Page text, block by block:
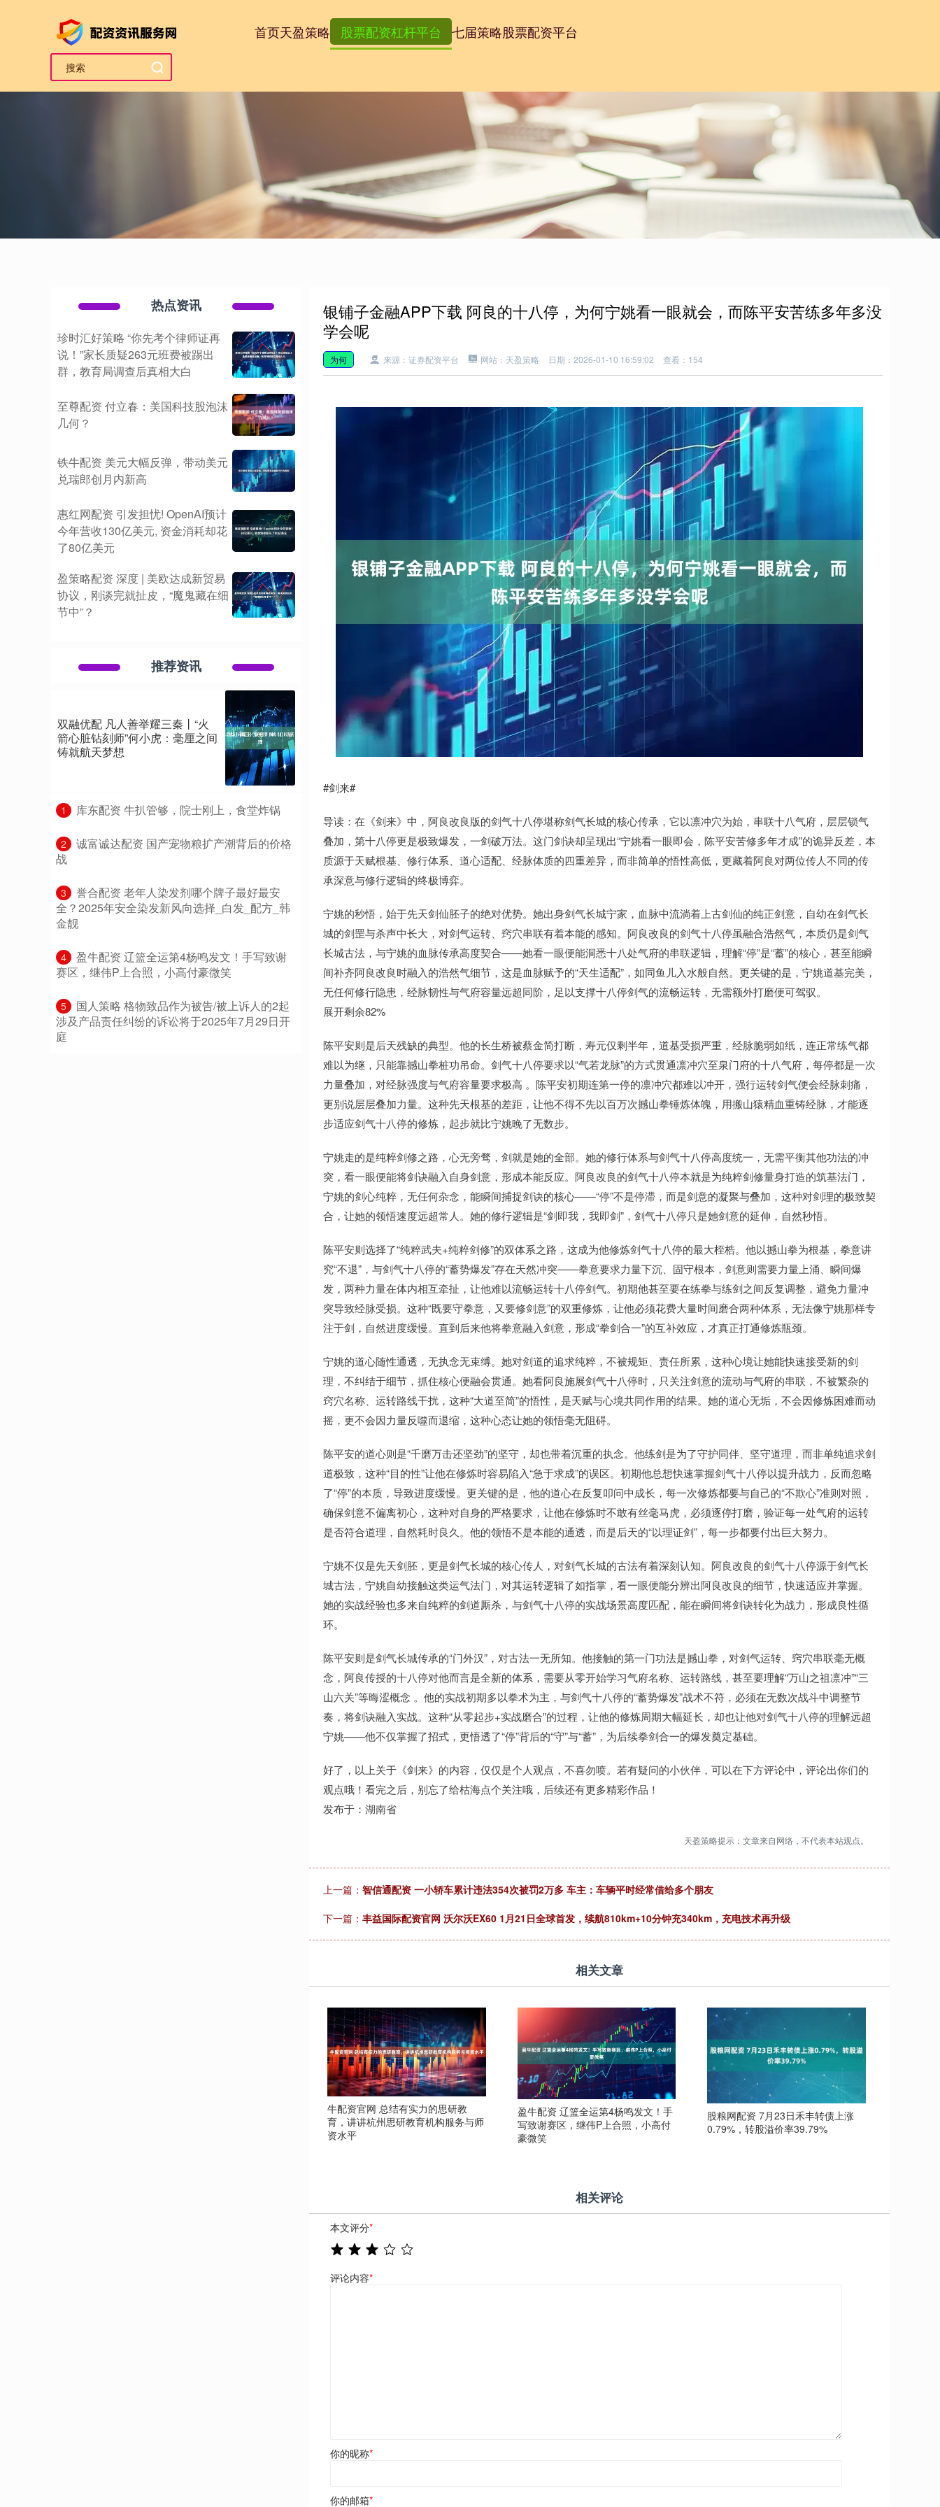
首页天盈策略 股票配资杠杆平台 七届策略股票配资平台
银铺子金融APP下载 阿良的十八停，为何宁姚看一眼就会，而陈平安苦练多年多没
学会呢
为何 来源：证券配资平台 网站：天盈策略 日期：2026-01-10 16:59:02 查看：154
#剑来#
导读：在《剑来》中，阿良改良版的剑气十八停堪称剑气长城的核心传承，它以凛冲穴为始，串联十八气府，层层锁气
叠加，第十八停更是极致爆发，一剑破万法。这门剑诀却呈现出“宁姚看一眼即会，陈平安苦修多年才成”的诡异反差，本
质源于天赋根基、修行体系、道心适配、经脉体质的四重差异，而非简单的悟性高低，更藏着阿良对两位传人不同的传
承深意与修行逻辑的终极博弈。
宁姚的秒悟，始于先天剑仙胚子的绝对优势。她出身剑气长城宁家，血脉中流淌着上古剑仙的纯正剑意，自幼在剑气长
城的剑罡与杀声中长大，对剑气运转、窍穴串联有着本能的感知。阿良改良的剑气十八停虽融合浩然气，本质仍是剑气
长城古法，与宁姚的血脉传承高度契合——她看一眼便能洞悉十八处气府的串联逻辑，理解“停”是“蓄”的核心，甚至能瞬
间补齐阿良改良时融入的浩然气细节，这是血脉赋予的“天生适配”，如同鱼儿入水般自然。更关键的是，宁姚道基完美，
无任何修行隐患，经脉韧性与气府容量远超同阶，足以支撑十八停剑气的流畅运转，无需额外打磨便可驾驭。
展开剩余82%
陈平安则是后天残缺的典型。他的长生桥被蔡金简打断，寿元仅剩半年，道基受损严重，经脉脆弱如纸，连正常练气都
难以为继，只能靠撼山拳桩功吊命。剑气十八停要求以“气若龙脉”的方式贯通凛冲穴至泉门府的十八气府，每停都是一次
力量叠加，对经脉强度与气府容量要求极高 。陈平安初期连第一停的凛冲穴都难以冲开，强行运转剑气便会经脉刺痛，
更别说层层叠加力量。这种先天根基的差距，让他不得不先以百万次撼山拳锤炼体魄，用搬山猿精血重铸经脉，才能逐
步适应剑气十八停的修炼，起步就比宁姚晚了无数步。
宁姚走的是纯粹剑修之路，心无旁骛，剑就是她的全部。她的修行体系与剑气十八停高度统一，无需平衡其他功法的冲
突，看一眼便能将剑诀融入自身剑意，形成本能反应。阿良改良的剑气十八停本就是为纯粹剑修量身打造的筑基法门，
宁姚的剑心纯粹，无任何杂念，能瞬间捕捉剑诀的核心——“停”不是停滞，而是剑意的凝聚与叠加，这种对剑理的极致契
合，让她的领悟速度远超常人。她的修行逻辑是“剑即我，我即剑”，剑气十八停只是她剑意的延伸，自然秒悟。
陈平安则选择了“纯粹武夫+纯粹剑修”的双体系之路，这成为他修炼剑气十八停的最大桎梏。他以撼山拳为根基，拳意讲
究“不退”，与剑气十八停的“蓄势爆发”存在天然冲突——拳意要求力量下沉、固守根本，剑意则需要力量上涌、瞬间爆
发，两种力量在体内相互牵扯，让他难以流畅运转十八停剑气。初期他甚至要在练拳与练剑之间反复调整，避免力量冲
突导致经脉受损。这种“既要守拳意，又要修剑意”的双重修炼，让他必须花费大量时间磨合两种体系，无法像宁姚那样专
注于剑，自然进度缓慢。直到后来他将拳意融入剑意，形成“拳剑合一”的互补效应，才真正打通修炼瓶颈。
宁姚的道心随性通透，无执念无束缚。她对剑道的追求纯粹，不被规矩、责任所累，这种心境让她能快速接受新的剑
理，不纠结于细节，抓住核心便融会贯通。她看阿良施展剑气十八停时，只关注剑意的流动与气府的串联，不被繁杂的
窍穴名称、运转路线干扰，这种“大道至简”的悟性，是天赋与心境共同作用的结果。她的道心无垢，不会因修炼困难而动
摇，更不会因力量反噬而退缩，这种心态让她的领悟毫无阻碍。
陈平安的道心则是“千磨万击还坚劲”的坚守，却也带着沉重的执念。他练剑是为了守护同伴、坚守道理，而非单纯追求剑
道极致，这种“目的性”让他在修炼时容易陷入“急于求成”的误区。初期他总想快速掌握剑气十八停以提升战力，反而忽略
了“停”的本质，导致进度缓慢。更关键的是，他的道心在反复叩问中成长，每一次修炼都要与自己的“不欺心”准则对照，
确保剑意不偏离初心，这种对自身的严格要求，让他在修炼时不敢有丝毫马虎，必须逐停打磨，验证每一处气府的运转
是否符合道理，自然耗时良久。他的领悟不是本能的通透，而是后天的“以理证剑”，每一步都要付出巨大努力。
宁姚不仅是先天剑胚，更是剑气长城的核心传人，对剑气长城的古法有着深刻认知。阿良改良的剑气十八停源于剑气长
城古法，宁姚自幼接触这类运气法门，对其运转逻辑了如指掌，看一眼便能分辨出阿良改良的细节，快速适应并掌握。
她的实战经验也多来自纯粹的剑道厮杀，与剑气十八停的实战场景高度匹配，能在瞬间将剑诀转化为战力，形成良性循
环。
陈平安则是剑气长城传承的“门外汉”，对古法一无所知。他接触的第一门功法是撼山拳，对剑气运转、窍穴串联毫无概
念，阿良传授的十八停对他而言是全新的体系，需要从零开始学习气府名称、运转路线，甚至要理解“万山之祖凛冲”“三
山六关”等晦涩概念 。他的实战初期多以拳术为主，与剑气十八停的“蓄势爆发”战术不符，必须在无数次战斗中调整节
奏，将剑诀融入实战。这种“从零起步+实战磨合”的过程，让他的修炼周期大幅延长，却也让他对剑气十八停的理解远超
宁姚——他不仅掌握了招式，更悟透了“停”背后的“守”与“蓄”，为后续拳剑合一的爆发奠定基础。
好了，以上关于《剑来》的内容，仅仅是个人观点，不喜勿喷。若有疑问的小伙伴，可以在下方评论中，评论出你们的
观点哦！看完之后，别忘了给枯海点个关注哦，后续还有更多精彩作品！
发布于：湖南省
天盈策略提示：文章来自网络，不代表本站观点。
上一篇： 智信通配资 一小轿车累计违法354次被罚2万多 车主：车辆平时经常借给多个朋友
下一篇： 丰益国际配资官网 沃尔沃EX60 1月21日全球首发，续航810km+10分钟充340km，充电技术再升级
相关文章
牛配资官网 总结有实力的思研教
育，讲讲杭州思研教育机构服务与师
资水平
盈牛配资 辽篮全运第4杨鸣发文！手
写致谢赛区，继伟P上合照，小高付
豪微笑
股粮网配资 7月23日禾丰转债上涨
0.79%，转股溢价率39.79%
相关评论
本文评分*
评论内容*
你的昵称*
你的邮箱*
热点资讯
珍时汇好策略 “你先考个律师证再
说！”家长质疑263元班费被踢出
群，教育局调查后真相大白
至尊配资 付立春：美国科技股泡沫
几何？
铁牛配资 美元大幅反弹，带动美元
兑瑞郎创月内新高
惠红网配资 引发担忧! OpenAI预计
今年营收130亿美元, 资金消耗却花
了80亿美元
盈策略配资 深度 | 美欧达成新贸易
协议，刚谈完就扯皮，“魔鬼藏在细
节中”？
推荐资讯
双融优配 凡人善举耀三秦丨“火
箭心脏钻刻师”何小虎：毫厘之间
铸就航天梦想
1 ​库东配资 牛扒管够，院士刚上，食堂炸锅
2
​诚富诚达配资 国产宠物粮扩产潮背后的价格
战
3
​誉合配资 老年人染发剂哪个牌子最好最安
全？2025年安全染发新风向选择_白发_配方_韩
金靓
4
​盈牛配资 辽篮全运第4杨鸣发文！手写致谢
赛区，继伟P上合照，小高付豪微笑
5
​国人策略 格物致品作为被告/被上诉人的2起
涉及产品责任纠纷的诉讼将于2025年7月29日开
庭